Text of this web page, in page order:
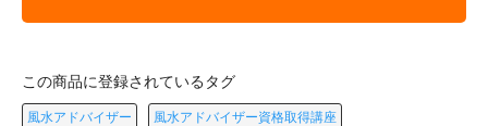
この商品に登録されているタグ
風水アドバイザー 風水アドバイザー資格取得講座